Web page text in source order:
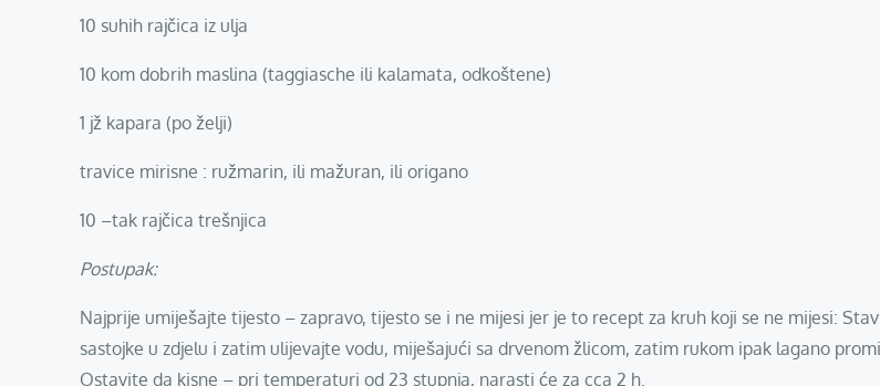
10 suhih rajčica iz ulja
10 kom dobrih maslina (taggiasche ili kalamata, odkoštene)
1 jž kapara (po želji)
travice mirisne : ružmarin, ili mažuran, ili origano
10 –tak rajčica trešnjica
Postupak:
Najprije umiješajte tijesto – zapravo, tijesto se i ne mijesi jer je to recept za kruh koji se ne mijesi:
sastojke u zdjelu i zatim ulijevajte vodu, miješajući sa drvenom žlicom, zatim rukom ipak lagano
Ostavite da kisne – pri temperaturi od 23 stupnja, narasti će za cca 2 h.